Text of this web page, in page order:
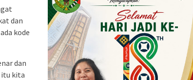
dan
kode
dan
itu kita